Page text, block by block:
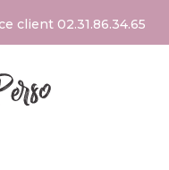
client 02.31.86.34.65